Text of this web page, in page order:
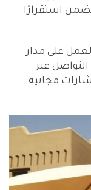
استقرارًا
على مدار
عبر
مجانية